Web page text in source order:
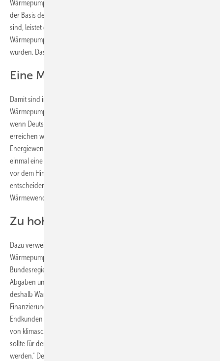
Wärmepumpe auch im Gebäudebestand immer mehr ankommt. Auf
der Basis der Zahlen der Förderanträge die beim BAFA eingegangen
sind, leistet der BWP ab, dass ein Viertel der 2020 neu installierten
Wärmepumpen im Tausch gegen eine alte Ölheizung montiert
wurden. Das sind immerhin etwa 30.000 Anlagen.
Eine Million Geräte installiert
Damit sind in Deutschland inzwischen mehr als eine Million
Wärmepumpen installiert. Doch der Zubau muss schneller gehen,
wenn Deutschland seine Klimaschutzziele im Gebäudesektor
erreichen will. Unter Verweis auf Studien des BDI und von Agora
Energiewende müssten dazu in diesem und im nächsten Jahr noch
einmal eine Million Geräte installiert werden. Deshalb sei es vor allem
vor dem Hintergrund der bevorstehenden Bundestagswahlen
entscheidend, dass die Weichen für eine konsequente Umsetzung der
Wärmewende schnell gestellt werden.
Zu hohe Strompreise bremsen
Dazu verweist der BWP auf die Strompreise, die für die
Wärmepumpenbetreiber noch viel zu hoch seien. „Die neue
Bundesregierung muss die grundlegende Neustrukturierung der
Abgaben und Umlagen auf Energieträger weiter vorantreiben“, fordert
deshalb Waning. „Es bedarf dringend eines alternativen
Finanzierungsmodells für die EEG-Umlage, die derzeit allein vom
Endkunden getragen wird. Insbesondere Strom, der für die Erzeugung
von klimaschonender Wärme mit Wärmepumpen zum Einsatz kommt,
sollte für den Verbraucher zeitnah von Abgaben und Umlagen befreit
werden.“ Der in diesem Jahr eingeführte Preis für den CO2-Ausstoß